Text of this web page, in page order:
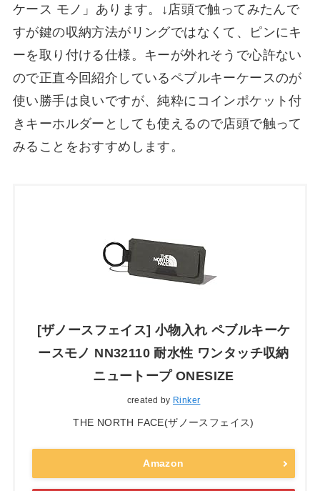
ケース モノ」あります。↓店頭で触ってみたんで
すが鍵の収納方法がリングではなくて、ピンにキ
ーを取り付ける仕様。キーが外れそうで心許ない
ので正直今回紹介しているペブルキーケースのが
使い勝手は良いですが、純粋にコインポケット付
きキーホルダーとしても使えるので店頭で触って
みることをおすすめします。
[ザノースフェイス] 小物入れ ペブルキーケ
ースモノ NN32110 耐水性 ワンタッチ収納
ニュートープ ONESIZE
created by Rinker
THE NORTH FACE(ザノースフェイス)
Amazon